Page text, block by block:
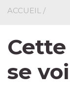
ACCUEIL /
se